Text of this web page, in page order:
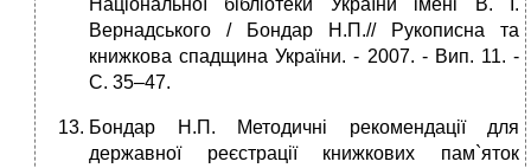
Національної бібліотеки України імені В. І.
Вернадського / Бондар Н.П.// Рукописна та
книжкова спадщина України. - 2007. - Вип. 11. -
С. 35–47.
Бондар Н.П. Методичні рекомендації для
державної реєстрації книжкових пам`яток